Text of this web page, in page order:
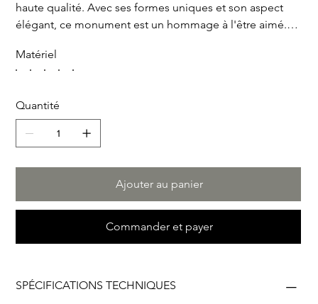
haute qualité. Avec ses formes uniques et son aspect
élégant, ce monument est un hommage à l'être aimé.
savoir-faire par nos tailleurs de pierre expérimentés. Le
pierre bleue belge, calcaire français et teck, afin que
vous puissiez l'adapter aux préférences personnelles de
votre proche. Cela s'applique également à la plaque de
chandelier sur la face avant ou à la bande de fleurs de
séparation au sol. Avec ce monument funéraire, vous
créez un souvenir durable et respectueux de votre cher
Matériel
Quantité
Ajouter au panier
Commander et payer
SPÉCIFICATIONS TECHNIQUES